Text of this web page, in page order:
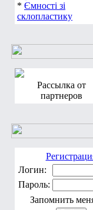
* Ємності зі
склопластику
Рассылка от
партнеров
Логин:
Пароль:
Запомнить